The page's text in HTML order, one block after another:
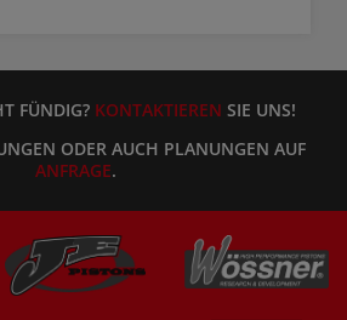
FÜNDIG? KONTAKTIEREN SIE UNS!
ODER AUCH PLANUNGEN AUF
ANFRAGE.